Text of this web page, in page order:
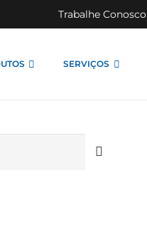
Trabalhe Conosco
SERVIÇOS